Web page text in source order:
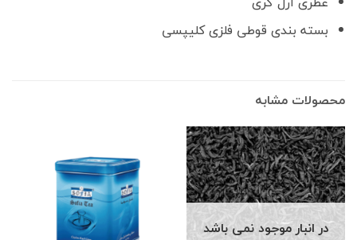
بسته بندی قوطی فلزی کلیپسی
محصولات مشابه
در انبار موجود نمی باشد